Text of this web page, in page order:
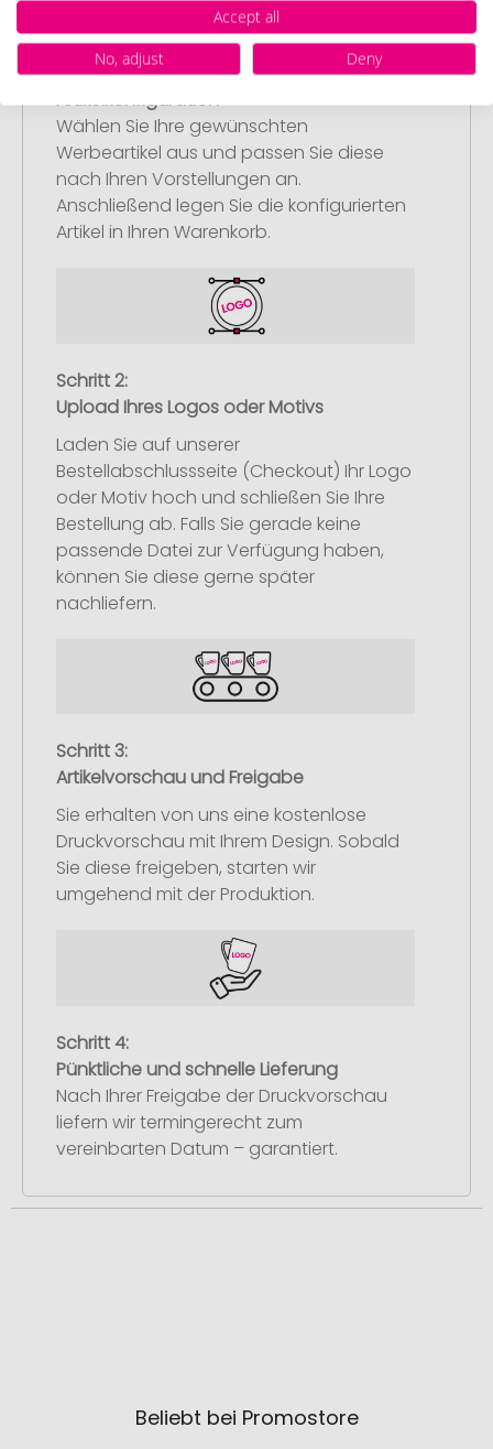
Schritt 1:
Artikelkonfiguration
Wählen Sie Ihre gewünschten
Werbeartikel aus und passen Sie diese
nach Ihren Vorstellungen an.
Anschließend legen Sie die konfigurierten
Artikel in Ihren Warenkorb.
Schritt 2:
Upload Ihres Logos oder Motivs
Laden Sie auf unserer
Bestellabschlussseite (Checkout) Ihr Logo
oder Motiv hoch und schließen Sie Ihre
Bestellung ab. Falls Sie gerade keine
passende Datei zur Verfügung haben,
können Sie diese gerne später
nachliefern.
Schritt 3:
Artikelvorschau und Freigabe
Sie erhalten von uns eine kostenlose
Druckvorschau mit Ihrem Design. Sobald
Sie diese freigeben, starten wir
umgehend mit der Produktion.
Schritt 4:
Pünktliche und schnelle Lieferung
Nach Ihrer Freigabe der Druckvorschau
liefern wir termingerecht zum
vereinbarten Datum – garantiert.
Beliebt bei Promostore
Accept all
No, adjust
Deny